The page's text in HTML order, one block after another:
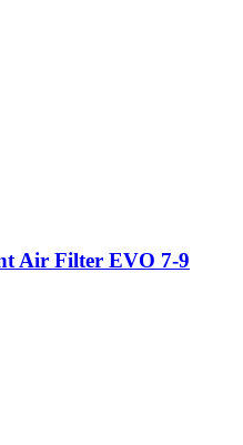
Air Filter EVO 7-9